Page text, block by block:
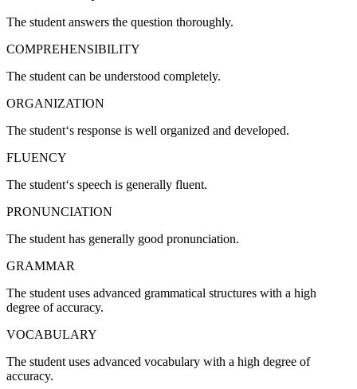
The student answers the question thoroughly.
COMPREHENSIBILITY
The student can be understood completely.
ORGANIZATION
The student‘s response is well organized and developed.
FLUENCY
The student‘s speech is generally fluent.
PRONUNCIATION
The student has generally good pronunciation.
GRAMMAR
The student uses advanced grammatical structures with a high
degree of accuracy.
VOCABULARY
The student uses advanced vocabulary with a high degree of
accuracy.